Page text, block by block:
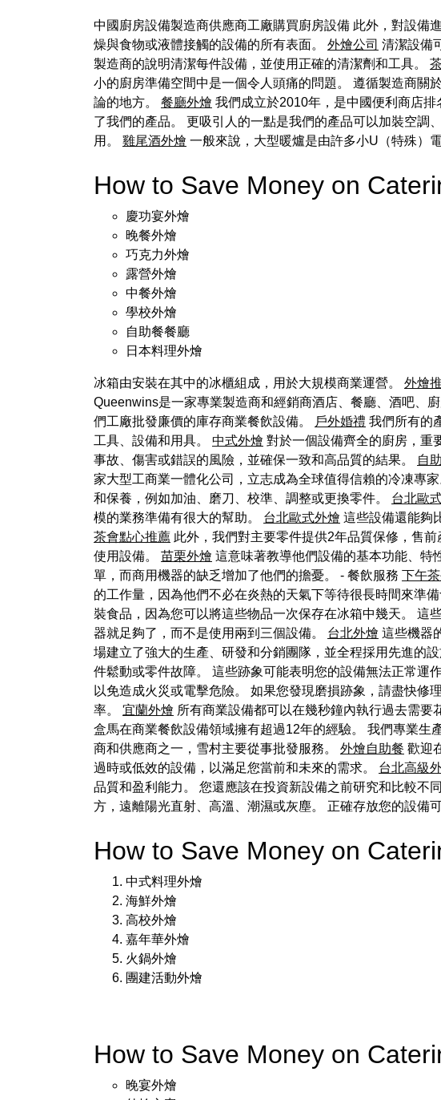
中國廚房設備製造商供應商工廠購買廚房設備 此外，對設備
燥與食物或液體接觸的設備的所有表面。 外燴公司 清潔設備
製造商的說明清潔每件設備，並使用正確的清潔劑和工具。
小的廚房準備空間中是一個令人頭痛的問題。 遵循製造商關
論的地方。 餐廳外燴 我們成立於2010年，是中國便利商店排
了我們的產品。 更吸引人的一點是我們的產品可以加裝空調
用。 雞尾酒外燴 一般來說，大型暖爐是由許多小U（特殊）
How to Save Money on
慶功宴外燴
晚餐外燴
巧克力外燴
露營外燴
中餐外燴
學校外燴
自助餐餐廳
日本料理外燴
冰箱由安裝在其中的冰櫃組成，用於大規模商業運營。 外燴
Queenwins是一家專業製造商和經銷商酒店、餐廳、酒吧、
們工廠批發廉價的庫存商業餐飲設備。
戶外婚禮 我們所有的
工具、設備和用具。 中式外燴 對於一個設備齊全的廚房，重
事故、傷害或錯誤的風險，並確保一致和高品質的結果。
自
家大型工商業一體化公司，立志成為全球值得信賴的冷凍專家
和保養，例如加油、磨刀、校準、調整或更換零件。 台北歐
模的業務準備有很大的幫助。 台北歐式外燴 這些設備還能夠
茶會點心推薦 此外，我們對主要零件提供2年品質保修，售
使用設備。 苗栗外燴 這意味著教導他們設備的基本功能、特
單，而商用機器的缺乏增加了他們的擔憂。 - 餐飲服務 下午
的工作量，因為他們不必在炎熱的天氣下等待很長時間來準備
裝食品，因為您可以將這些物品一次保存在冰箱中幾天。 這
器就足夠了，而不是使用兩到三個設備。 台北外燴 這些機器
場建立了強大的生產、研發和分銷團隊，並全程採用先進的
件鬆動或零件故障。 這些跡象可能表明您的設備無法正常運
以免造成火災或電擊危險。 如果您發現磨損跡象，請盡快修
率。 宜蘭外燴 所有商業設備都可以在幾秒鐘內執行過去需要
盒馬在商業餐飲設備領域擁有超過12年的經驗。 我們專業生
商和供應商之一，雪村主要從事批發服務。 外燴自助餐 歡迎
過時或低效的設備，以滿足您當前和未來的需求。 台北高級
品質和盈利能力。 您還應該在投資新設備之前研究和比較不
方，遠離陽光直射、高溫、潮濕或灰塵。 正確存放您的設備
How to Save Money on
中式料理外燴
海鮮外燴
高校外燴
嘉年華外燴
火鍋外燴
團建活動外燴
How to Save Money on
晚宴外燴